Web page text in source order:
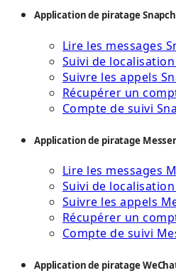
Application de piratage
Lire les messages
Suivi de
Suivre les appels
Récupérer un
Compte de suivi
Application de piratage
Lire les messages
Suivi de
Suivre les appels
Récupérer un
Compte de suivi
Application de piratage